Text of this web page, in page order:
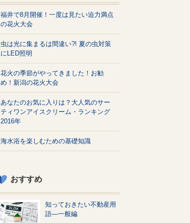
福井で8月開催！一度は見たい迫力満点
の花火大会
虫は光に集まるは間違い?! 夏の虫対策
にLED照明
花火の季節がやってきました！お勧
め！新潟の花火大会
あなたのお気に入りは？大人気のサー
ティワンアイスクリーム・ランキング
2016年
海水浴を楽しむための基礎知識
おすすめ
知っておきたい不動産用
語—一般編